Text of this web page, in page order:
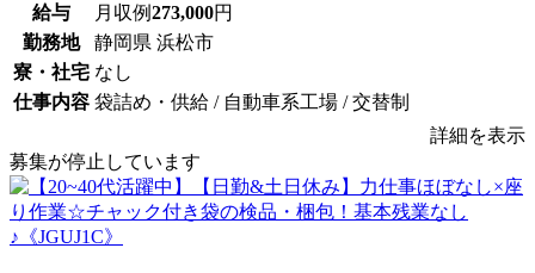
給与 月収例273,000円
勤務地
静岡県 浜松市
寮・社宅 なし
仕事内容 袋詰め・供給 / 自動車系工場 / 交替制
詳細を表示
募集が停止しています